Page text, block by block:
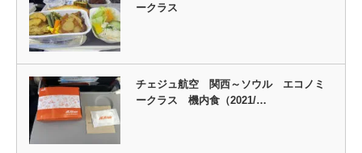
ークラス
チェジュ航空 関西～ソウル エコノミ
ークラス 機内食（2021/…